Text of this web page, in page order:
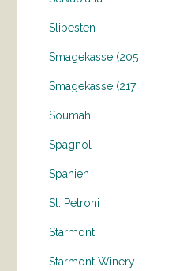
Slibesten
Smagekasse (205
Smagekasse (217
Soumah
Spagnol
Spanien
St. Petroni
Starmont
Starmont Winery